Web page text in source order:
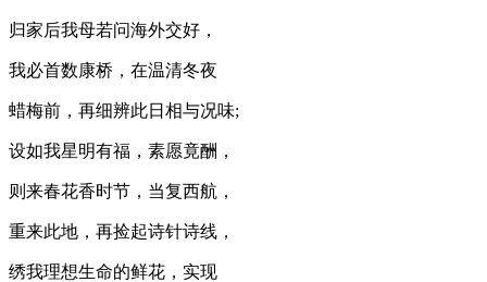
归家后我母若问海外交好，
我必首数康桥，在温清冬夜
蜡梅前，再细辨此日相与况味;
设如我星明有福，素愿竟酬，
则来春花香时节，当复西航，
重来此地，再捡起诗针诗线，
绣我理想生命的鲜花，实现